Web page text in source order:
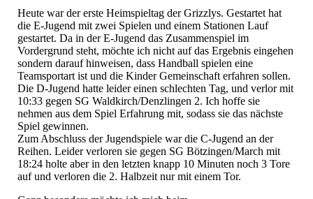
Heute war der erste Heimspieltag der Grizzlys. Gestartet hat
die E-Jugend mit zwei Spielen und einem Stationen Lauf
gestartet. Da in der E-Jugend das Zusammenspiel im
Vordergrund steht, möchte ich nicht auf das Ergebnis eingehen
sondern darauf hinweisen, dass Handball spielen eine
Teamsportart ist und die Kinder Gemeinschaft erfahren sollen.
Die D-Jugend hatte leider einen schlechten Tag, und verlor mit
10:33 gegen SG Waldkirch/Denzlingen 2. Ich hoffe sie
nehmen aus dem Spiel Erfahrung mit, sodass sie das nächste
Spiel gewinnen.
Zum Abschluss der Jugendspiele war die C-Jugend an der
Reihen. Leider verloren sie gegen SG Bötzingen/March mit
18:24 holte aber in den letzten knapp 10 Minuten noch 3 Tore
auf und verloren die 2. Halbzeit nur mit einem Tor.